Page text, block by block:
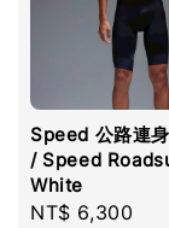
Speed 公路連
/ Speed
White
Regular
NT$ 6,300